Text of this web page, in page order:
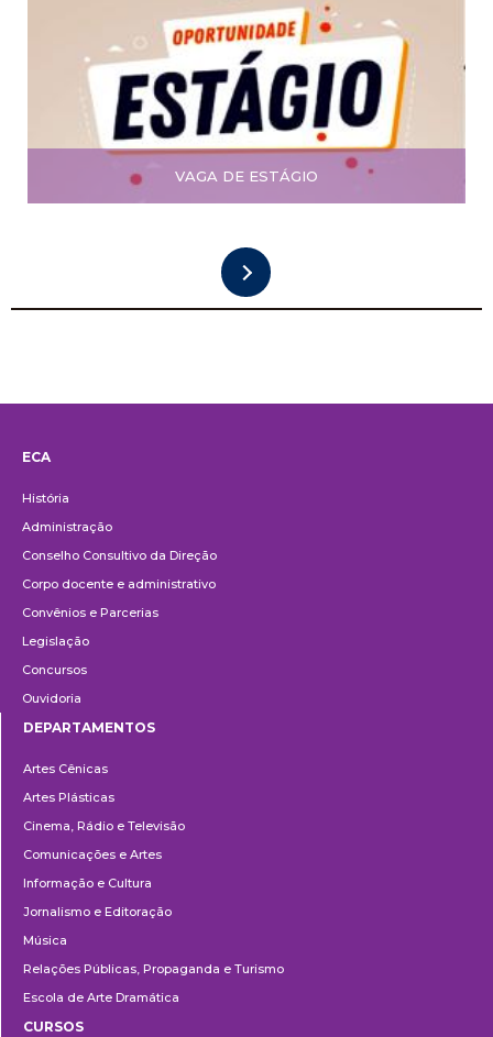
VAGA DE ESTÁGIO
ECA
História
Administração
Conselho Consultivo da Direção
Corpo docente e administrativo
Convênios e Parcerias
Legislação
Concursos
Ouvidoria
DEPARTAMENTOS
Artes Cênicas
Artes Plásticas
Cinema, Rádio e Televisão
Comunicações e Artes
Informação e Cultura
Jornalismo e Editoração
Música
Relações Públicas, Propaganda e Turismo
Escola de Arte Dramática
CURSOS